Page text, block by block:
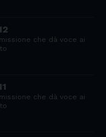
che dà voce ai
che dà voce ai